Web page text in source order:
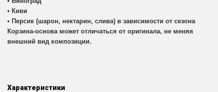
• Киви
• Персик (шарон, нектарин, слива) в зависимости от сезона
Корзина-основа может отличаться от оригинала, не меняя
внешний вид композиции.
Характеристики